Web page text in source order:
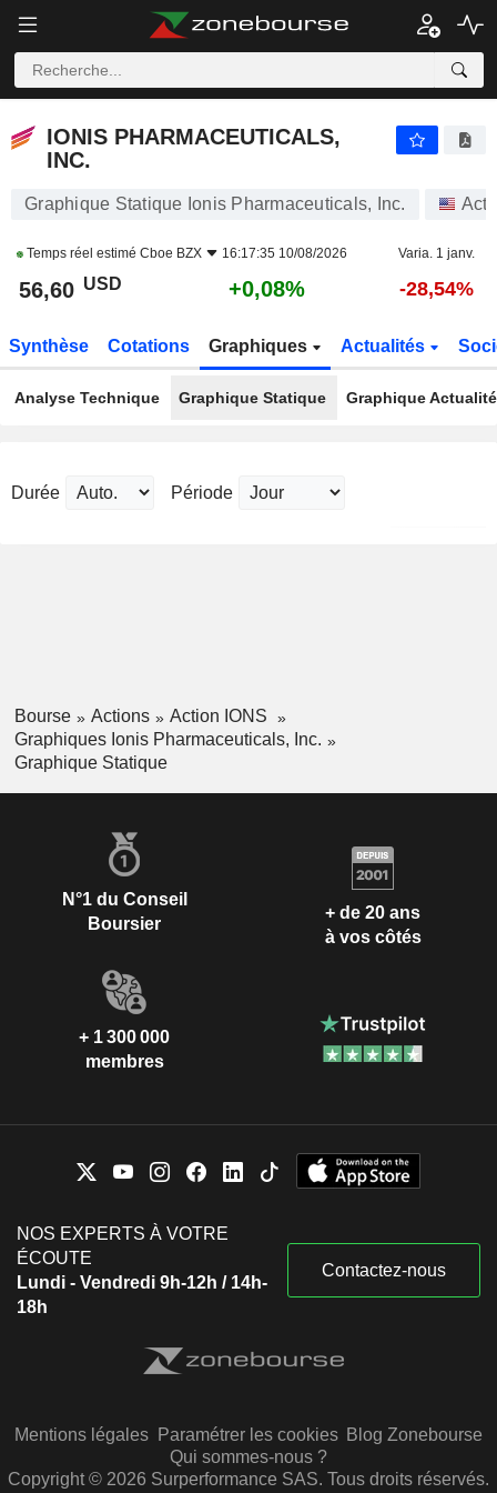
IONIS PHARMACEUTICALS,
INC.
Graphique Statique Ionis Pharmaceuticals, Inc.
Temps réel estimé Cboe BZX 16:17:35 10/08/2026 Varia. 1 janv.
56,60 USD +0,08% -28,54%
Synthèse Cotations Graphiques Actualités
Analyse Technique Graphique Statique Graphique
Durée Période
Bourse Actions
Action IONS
Graphiques Ionis Pharmaceuticals, Inc.
Graphique Statique
N°1 du Conseil
Boursier
+ de 20 ans
à vos côtés
+ 1 300 000
membres
NOS EXPERTS À VOTRE
ÉCOUTE
Lundi - Vendredi 9h-12h / 14h-
18h
Contactez-nous
Mentions légales Paramétrer les cookies Blog Zonebourse
Qui sommes-nous ?
Copyright © 2026 Surperformance SAS. Tous droits réservés.